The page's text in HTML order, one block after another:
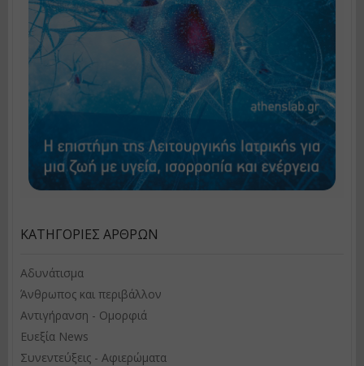
ΚΑΤΗΓΟΡΊΕΣ ΆΡΘΡΩΝ
Αδυνάτισμα
Άνθρωπος και περιβάλλον
Αντιγήρανση - Ομορφιά
Ευεξία News
Συνεντεύξεις - Αφιερώματα